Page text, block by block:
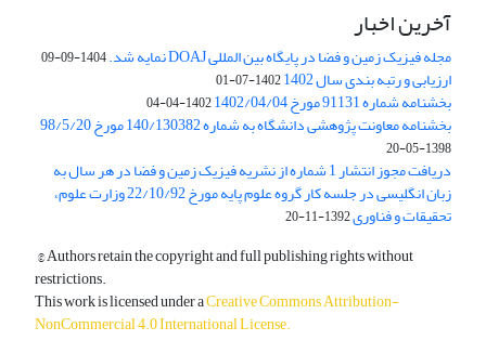
آخرین اخبار
مجله فیزیک زمین و فضا در پایگاه بین المللی DOAJ نمایه شد. 1404-09-09
ارزیابی و رتبه بندی سال 1402 1402-07-01
بخشنامه شماره 91131 مورخ 1402/04/04 1402-04-04
بخشنامه معاونت پژوهشی دانشگاه به شماره 140/130382 مورخ 98/5/20
1398-05-20
دریافت مجوز انتشار 1 شماره از نشریه فیزیک زمین و فضا در هر سال به
زبان انگلیسی در جلسه کار گروه علوم پایه مورخ 22/10/92 وزارت علوم،
تحقیقات و فناوری1392-11-20
© Authors retain the copyright and full publishing rights without
restrictions.
This work is licensed under aCreative Commons Attribution-
NonCommercial 4.0 International License.